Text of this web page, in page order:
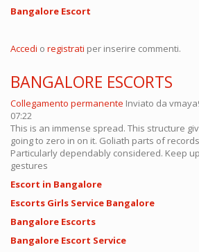
Bangalore Escort
Accedi o registrati per inserire commenti.
BANGALORE ESCORTS
Collegamento permanente Inviato da
07:22
This is an immense spread. This structure
going to zero in on it. Goliath parts of
Particularly dependably considered. Keep
gestures
Escort in Bangalore
Escorts Girls Service Bangalore
Bangalore Escorts
Bangalore Escort Service